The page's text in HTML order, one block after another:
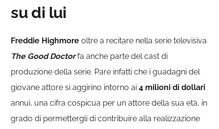
su di lui
Freddie Highmore oltre a recitare nella serie televisiva
The Good Doctorfa anche parte del cast di
produzione della serie. Pare infatti che i guadagni del
giovane attore si aggirino intorno ai4 milioni di dollari
annui, una cifra cospicua per un attore della sua età, in
grado di permettergli di contribuire alla realizzazione